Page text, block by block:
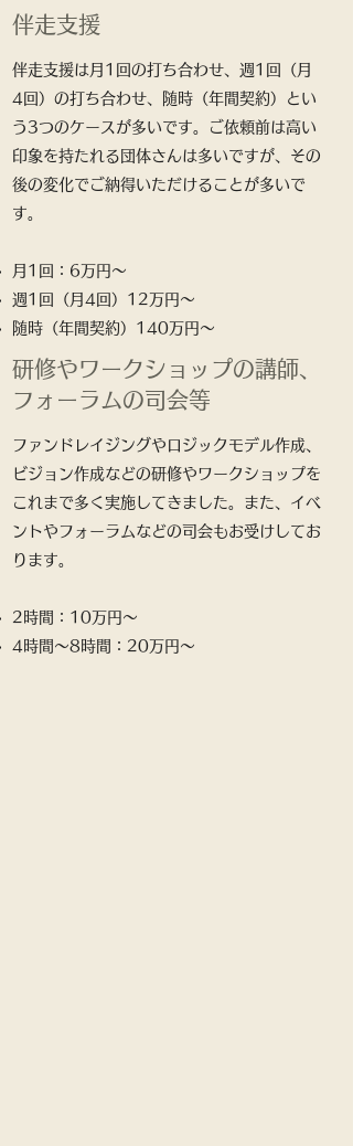
伴走支援
伴走支援は月1回の打ち合わせ、週1回（月
4回）の打ち合わせ、随時（年間契約）とい
う3つのケースが多いです。ご依頼前は高い
印象を持たれる団体さんは多いですが、その
後の変化でご納得いただけることが多いで
す。
月1回：6万円～
週1回（月4回）12万円～
随時（年間契約）140万円～
研修やワークショップの講師、
フォーラムの司会等
ファンドレイジングやロジックモデル作成、
ビジョン作成などの研修やワークショップを
これまで多く実施してきました。また、イベ
ントやフォーラムなどの司会もお受けしてお
ります。
2時間：10万円～
4時間～8時間：20万円～